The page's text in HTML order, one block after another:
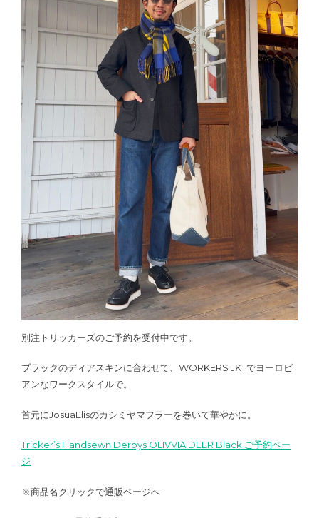
別注トリッカーズのご予約を受付中です。
ブラックのディアスキンに合わせて、WORKERS JKTでヨーロピ
アンなワークスタイルで。
首元にJosuaElisのカシミヤマフラーを巻いて華やかに。
Tricker’s Handsewn Derbys OLIVVIA DEER Black ご予約ペー
ジ
※商品名クリックで通販ページへ